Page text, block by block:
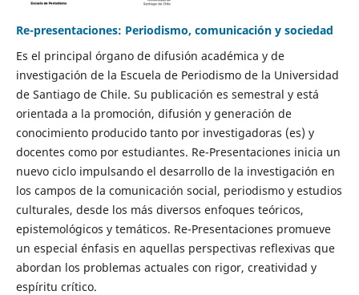
Re-presentaciones: Periodismo, comunicación y sociedad
Es el principal órgano de difusión académica y de
investigación de la Escuela de Periodismo de la Universidad
de Santiago de Chile. Su publicación es semestral y está
orientada a la promoción, difusión y generación de
conocimiento producido tanto por investigadoras (es) y
docentes como por estudiantes. Re-Presentaciones inicia un
nuevo ciclo impulsando el desarrollo de la investigación en
los campos de la comunicación social, periodismo y estudios
culturales, desde los más diversos enfoques teóricos,
epistemológicos y temáticos. Re-Presentaciones promueve
un especial énfasis en aquellas perspectivas reflexivas que
abordan los problemas actuales con rigor, creatividad y
espíritu crítico.